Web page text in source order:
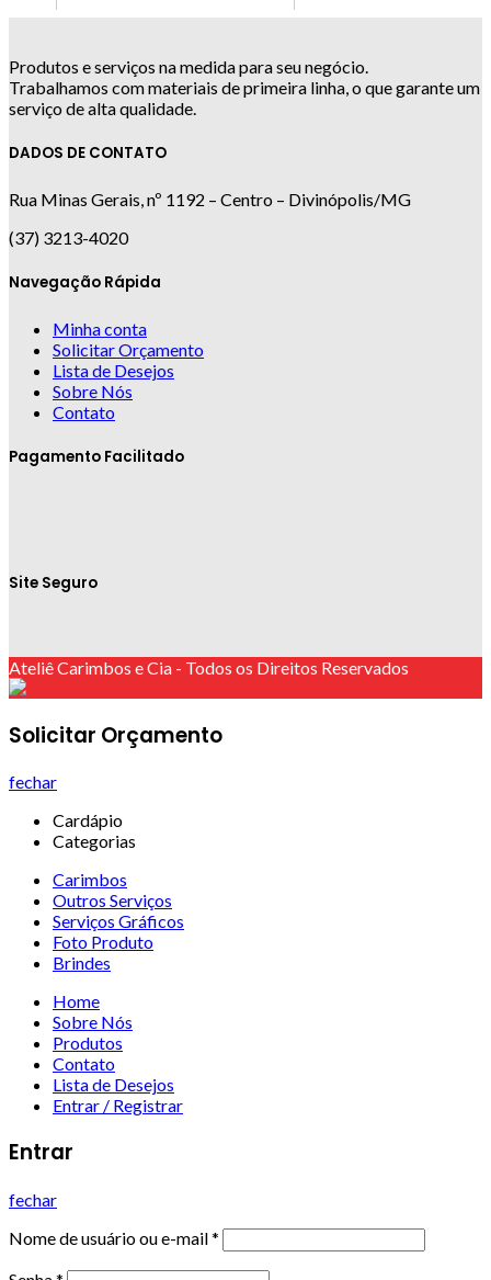
Produtos e serviços na medida para seu negócio.
Trabalhamos com materiais de primeira linha, o que garante um
serviço de alta qualidade.
DADOS DE CONTATO
Rua Minas Gerais, nº 1192 – Centro – Divinópolis/MG
(37) 3213-4020
Navegação Rápida
Minha conta
Solicitar Orçamento
Lista de Desejos
Sobre Nós
Contato
Pagamento Facilitado
Site Seguro
Ateliê Carimbos e Cia - Todos os Direitos Reservados
Solicitar Orçamento
fechar
Cardápio
Categorias
Carimbos
Outros Serviços
Serviços Gráficos
Foto Produto
Brindes
Home
Sobre Nós
Produtos
Contato
Lista de Desejos
Entrar / Registrar
Entrar
fechar
Nome de usuário ou e-mail*